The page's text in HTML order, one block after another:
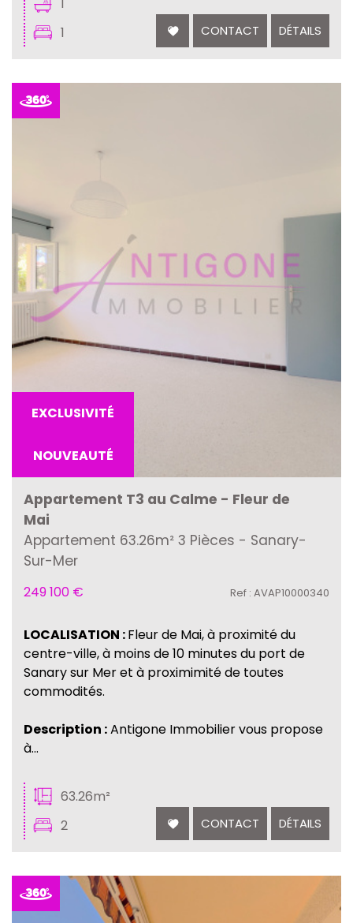
1
CONTACT DÉTAILS
EXCLUSIVITÉ
NOUVEAUTÉ
Appartement T3 au Calme - Fleur de
Mai
Appartement 63.26m² 3 Pièces - Sanary-
Sur-Mer
249 100 € Ref : AVAP10000340
LOCALISATION :Fleur de Mai, à proximité du
centre-ville, à moins de 10 minutes du port de
Sanary sur Mer et à proximimité de toutes
commodités.
Description :Antigone Immobilier vous propose
à...
63.26m²
2
CONTACT DÉTAILS